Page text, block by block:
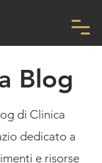
Blog
di Clinica
dedicato a
e risorse